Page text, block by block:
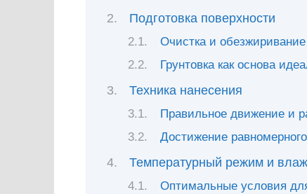
Подготовка поверхности
Очистка и
Грунтовка как основа
Техника нанесения
Правильное движение и
Достижение
Температурный режим и
Оптимальные условия